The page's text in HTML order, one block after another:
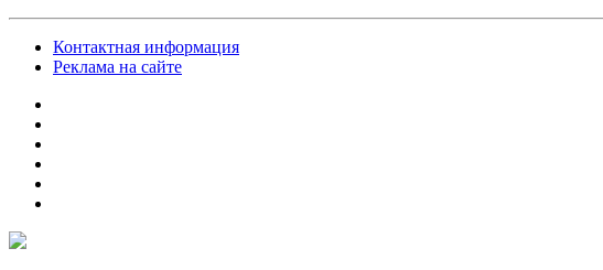
Контактная информация
Реклама на сайте